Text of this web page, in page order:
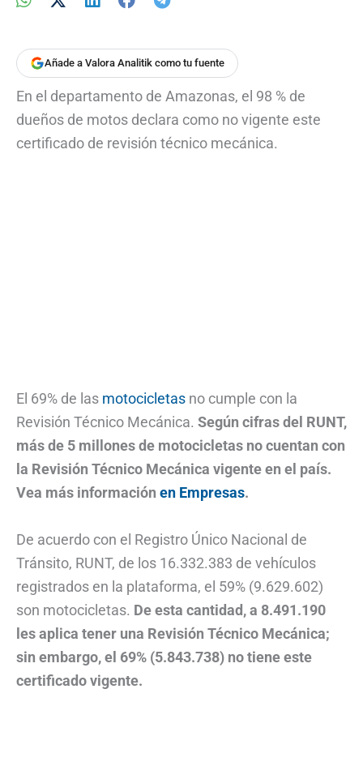
Añade a Valora Analitik como tu fuente
En el departamento de Amazonas, el 98 % de
dueños de motos declara como no vigente este
certificado de revisión técnico mecánica.
El 69% de las motocicletas no cumple con la
Revisión Técnico Mecánica. Según cifras del RUNT,
más de 5 millones de motocicletas no cuentan con
la Revisión Técnico Mecánica vigente en el país.
Vea más información en Empresas.
De acuerdo con el Registro Único Nacional de
Tránsito, RUNT, de los 16.332.383 de vehículos
registrados en la plataforma, el 59% (9.629.602)
son motocicletas. De esta cantidad, a 8.491.190
les aplica tener una Revisión Técnico Mecánica;
sin embargo, el 69% (5.843.738) no tiene este
certificado vigente.